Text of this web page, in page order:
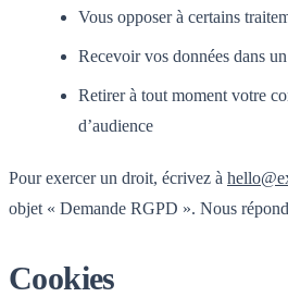
Vous opposer à certains
Recevoir vos données dans
Retirer à tout moment votre
d’audience
Pour exercer un droit, écrivez à
objet « Demande RGPD ». Nous
Cookies